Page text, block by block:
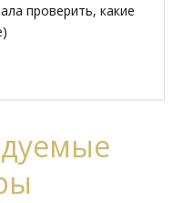
проверить, какие